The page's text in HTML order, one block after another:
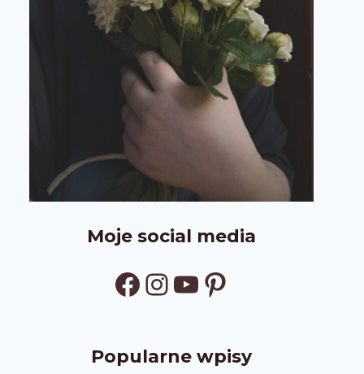
Moje social media
Facebook
Instagram
YouTube
Pinterest
Popularne wpisy